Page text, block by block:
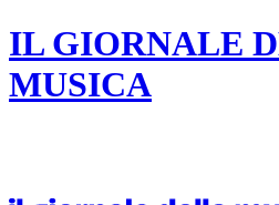
IL GIORNALE
MUSICA